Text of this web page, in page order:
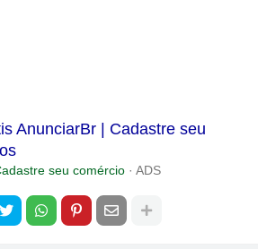
AnunciarBr | Cadastre seu
seu comércio · ADS